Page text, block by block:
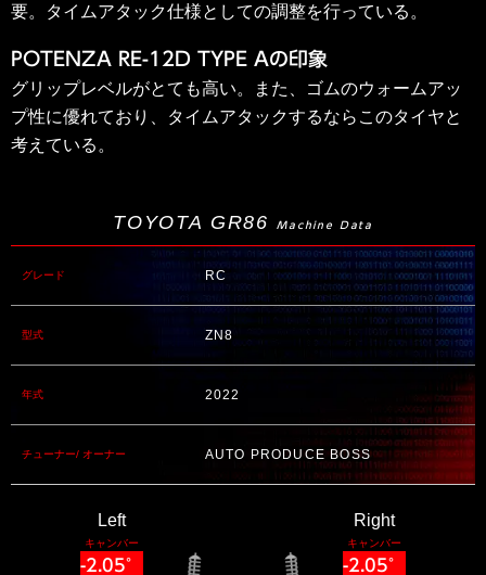
要。タイムアタック仕様としての調整を行っている。
POTENZA RE-12D TYPE Aの印象
グリップレベルがとても高い。また、ゴムのウォームアッ
プ性に優れており、タイムアタックするならこのタイヤと
考えている。
TOYOTA GR86 Machine Data
グレード RC
型式 ZN8
年式 2022
チューナー/ オーナー AUTO PRODUCE BOSS
Left
キャンバー
-2.05°
Right
キャンバー
-2.05°